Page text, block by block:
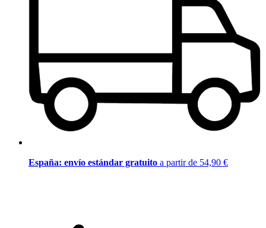
España: envío estándar gratuito a partir de 54,90 €